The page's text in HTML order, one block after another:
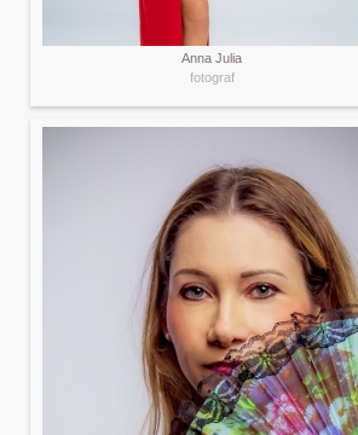
Anna Julia
fotograf